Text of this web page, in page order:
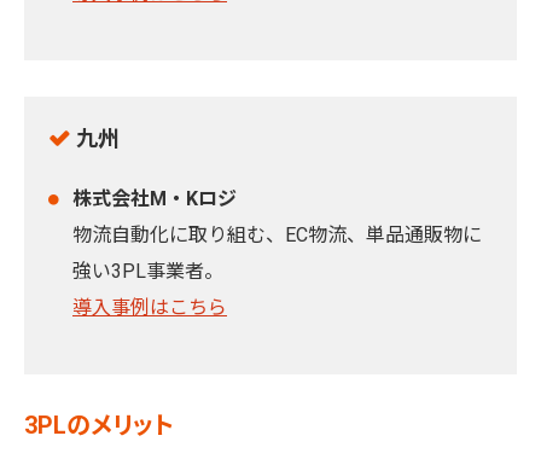
九州
株式会社M・Kロジ
物流自動化に取り組む、EC物流、単品通販物に
強い3PL事業者。
導入事例はこちら
3PLのメリット